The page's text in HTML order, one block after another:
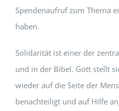
Spendenaufruf zum Thema
haben.
Solidarität ist einer der
und in der Bibel. Gott stellt
wieder auf die Seite der
benachteiligt und auf Hilfe